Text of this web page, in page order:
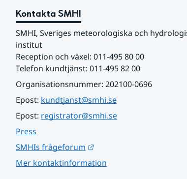
Kontakta SMHI
SMHI, Sveriges meteorologiska och
institut
Reception och växel: 011-495 80 00
Telefon kundtjänst: 011-495 82 00
Organisationsnummer: 202100-0696
Epost: kundtjanst@smhi.se
Epost: registrator@smhi.se
Press
SMHIs frågeforum
Mer kontaktinformation